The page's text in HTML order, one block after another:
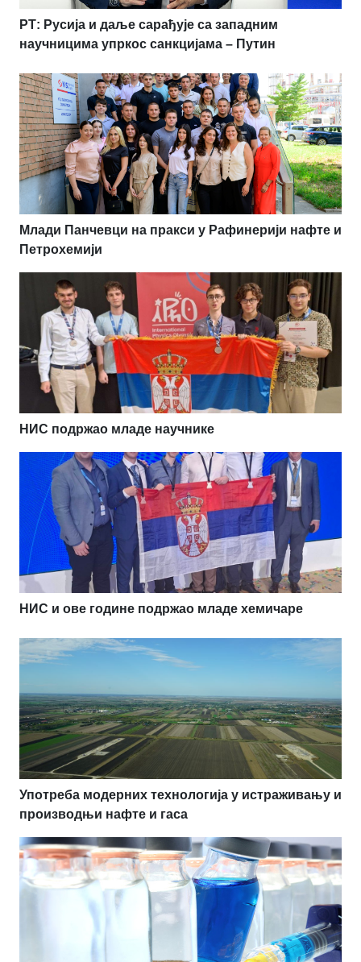
РТ: Русија и даље сарађује са западним
научницима упркос санкцијама – Путин
Млади Панчевци на пракси у Рафинерији нафте и
Петрохемији
НИС подржао младе научнике
НИС и ове године подржао младе хемичаре
Употреба модерних технологија у истраживању и
производњи нафте и гаса